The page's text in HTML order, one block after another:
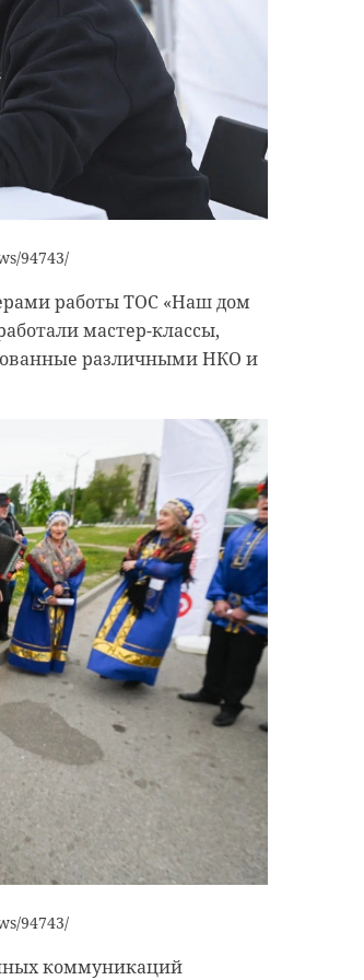
94743/
работы ТОС «Наш дом
мастер-классы,
различными НКО и
94743/
коммуникаций
Сотни упитанных
тюленят
подрастают на
льду Финского ...
23 марта, 08:07